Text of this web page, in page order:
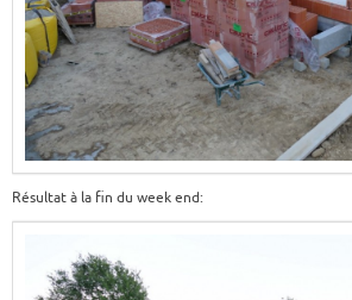
Résultat à la fin du week end: